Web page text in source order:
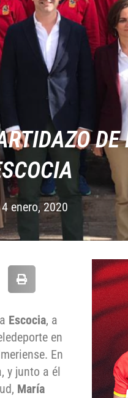
enero, 2020
Escocia, a
en
En
y junto a él
María